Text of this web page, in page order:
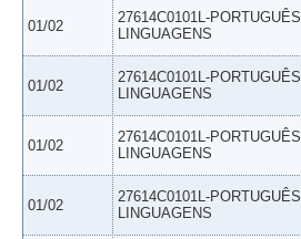
01/02
27614C0101L-PORTUGUÊS
LINGUAGENS
01/02
27614C0101L-PORTUGUÊS
LINGUAGENS
01/02
27614C0101L-PORTUGUÊS
LINGUAGENS
01/02
27614C0101L-PORTUGUÊS
LINGUAGENS